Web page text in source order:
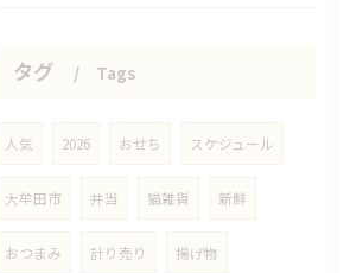
タグ Tags
人気 2026 おせち スケジュール
大牟田市 弁当 猫雑貨 新鮮
おつまみ 計り売り 揚げ物